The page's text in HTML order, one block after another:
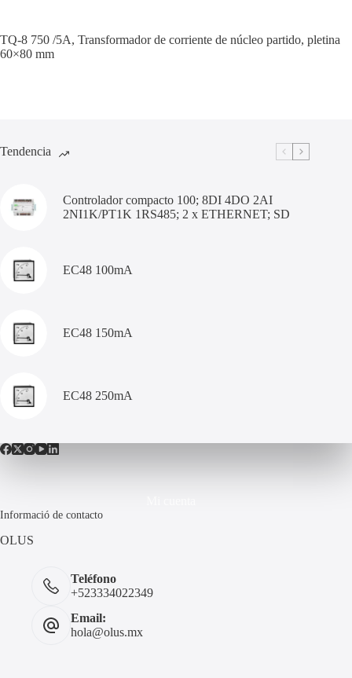
TQ-8 750 /5A, Transformador de corriente de núcleo partido, pletina
60×80 mm
Tendencia
Controlador compacto 100; 8DI 4DO 2AI
2NI1K/PT1K 1RS485; 2 x ETHERNET; SD
EC48 100mA
EC48 150mA
EC48 250mA
Informació de contacto
OLUS
Teléfono
+523334022349
Email:
hola@olus.mx